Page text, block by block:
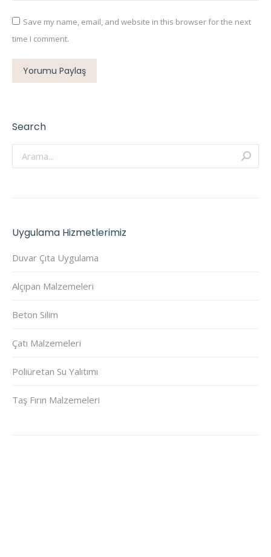
Save my name, email, and website in this browser for the next
time I comment.
Yorumu Paylaş
Search
Arama:
Uygulama Hizmetlerimiz
Duvar Çıta Uygulama
Alçıpan Malzemeleri
Beton Silim
Çatı Malzemeleri
Poliüretan Su Yalıtımı
Taş Fırın Malzemeleri